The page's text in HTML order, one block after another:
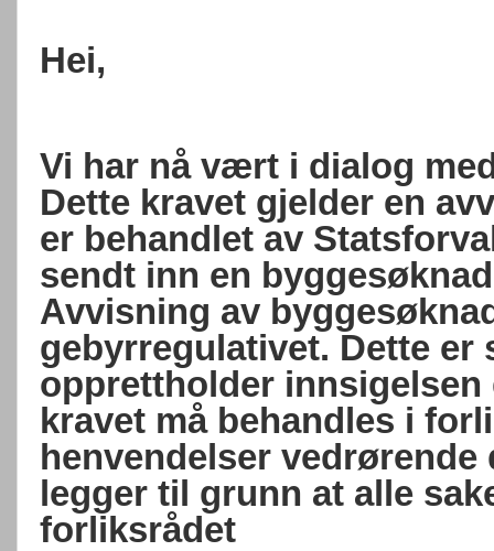
Hei,
Vi har nå vært i dialog
Dette kravet gjelder en
er behandlet av
sendt inn en
Avvisning av
gebyrregulativet. Dette er
opprettholder
kravet må behandles i
henvendelser
legger til grunn at alle
forliksrådet